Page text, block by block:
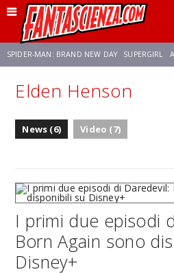
SPIDER-MAN: BRAND NEW DAY SUPERGIRL
FRANCO RICCIARDIELLO ZENDAYA
Elden Henson
News (6) Video (7)
I primi due episodi
Born Again sono
Disney+